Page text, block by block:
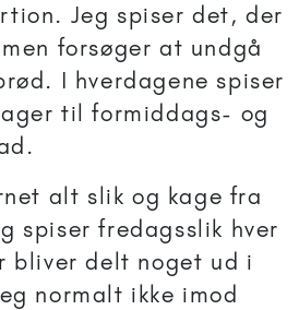
Jeg spiser det, der
forsøger at undgå
I hverdagene spiser
til formiddags- og
alt slik og kage fra
spiser fredagsslik hver
bliver delt noget ud i
normalt ikke imod